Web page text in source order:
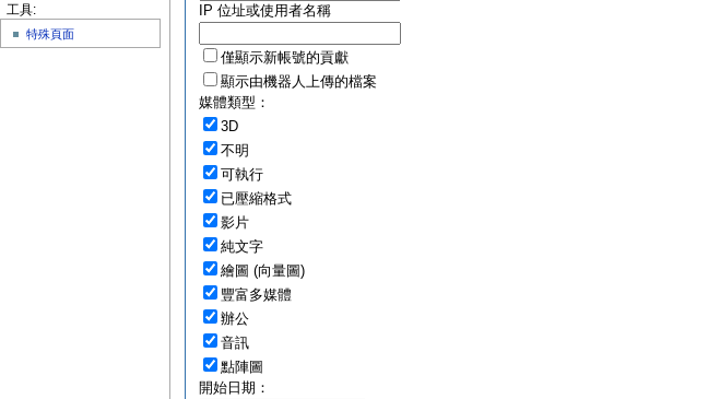
IP 位址或使用者名稱
僅顯示新帳號的貢獻
顯示由機器人上傳的檔案
媒體類型：
3D
不明
可執行
已壓縮格式
影片
純文字
繪圖 (向量圖)
豐富多媒體
辦公
音訊
點陣圖
開始日期：
工具:
特殊頁面